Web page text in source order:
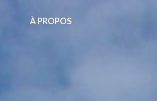
À PROPOS